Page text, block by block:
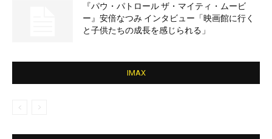
『パウ・パトロール ザ・マイティ・ムービ
ー』安倍なつみ インタビュー「映画館に行く
と子供たちの成長を感じられる」
IMAX